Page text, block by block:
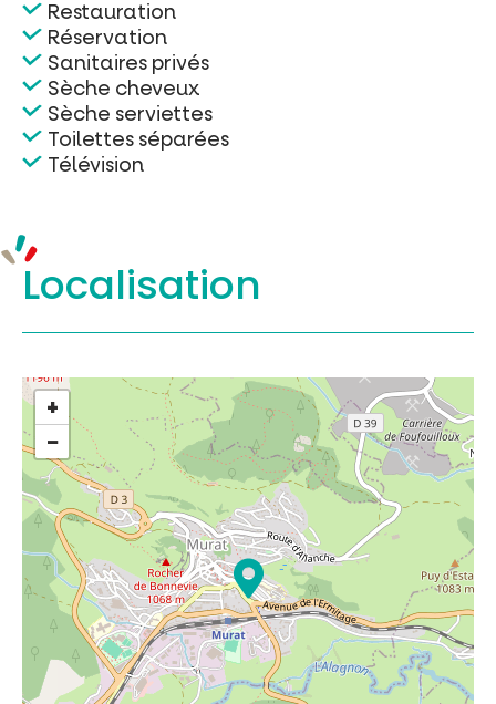
Restauration
Réservation
Sanitaires privés
Sèche cheveux
Sèche serviettes
Toilettes séparées
Télévision
Localisation
+
−